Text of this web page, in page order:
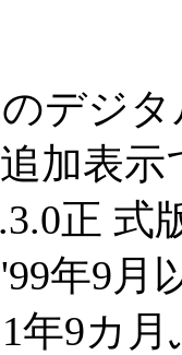
デジタ
加表示
正 式
年9月
年9カ